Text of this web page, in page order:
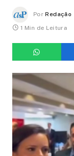
Por Redação
1 Min de Leitura